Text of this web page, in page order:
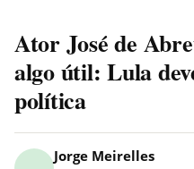
Ator José de
algo útil: Lula
política
Jorge Meirelles